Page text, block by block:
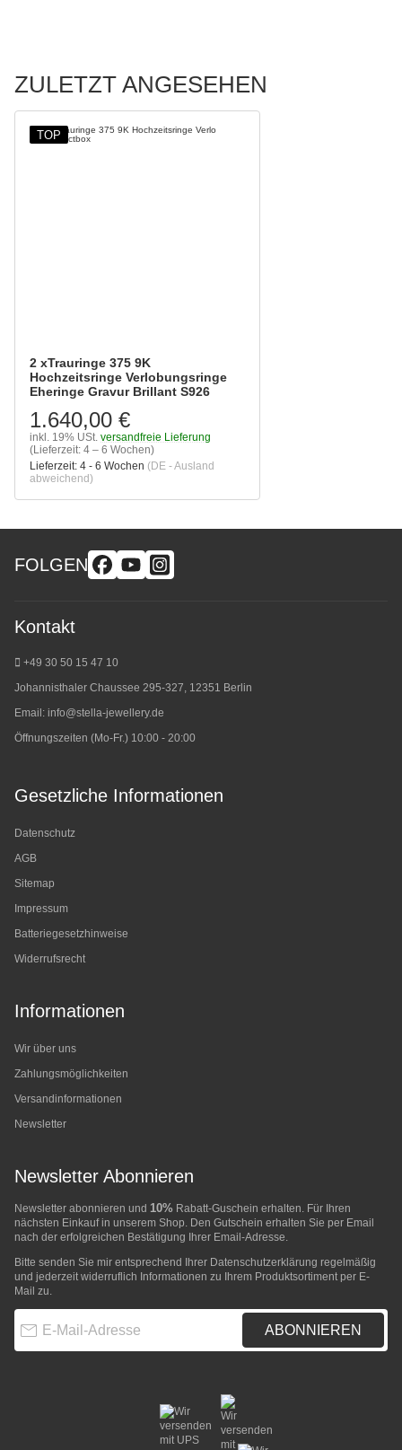
ZULETZT ANGESEHEN
TOP
2 xTrauringe 375 9K
Hochzeitsringe Verlobungsringe
Eheringe Gravur Brillant S926
1.640,00 €
inkl. 19% USt. versandfreie Lieferung
(Lieferzeit: 4 – 6 Wochen)
Lieferzeit: 4 - 6 Wochen (DE - Ausland
abweichend)
FOLGEN
Kontakt
+49 30 50 15 47 10
Johannisthaler Chaussee 295-327, 12351 Berlin
Email: info@stella-jewellery.de
Öffnungszeiten (Mo-Fr.) 10:00 - 20:00
Gesetzliche Informationen
Datenschutz
AGB
Sitemap
Impressum
Batteriegesetzhinweise
Widerrufsrecht
Informationen
Wir über uns
Zahlungsmöglichkeiten
Versandinformationen
Newsletter
Newsletter Abonnieren
Newsletter abonnieren und 10% Rabatt-Guschein erhalten. Für Ihren
nächsten Einkauf in unserem Shop. Den Gutschein erhalten Sie per Email
nach der erfolgreichen Bestätigung Ihrer Email-Adresse.
Bitte senden Sie mir entsprechend Ihrer Datenschutzerklärung regelmäßig
und jederzeit widerruflich Informationen zu Ihrem Produktsortiment per E-
Mail zu.
ABONNIEREN